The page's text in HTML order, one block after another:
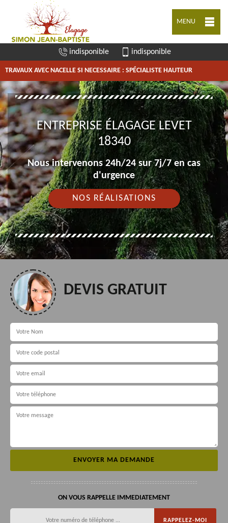
MENU
indisponible indisponible
TRAVAUX AVEC NACELLE SI NECESSAIRE : SPÉCIALISTE HAUTEUR
ENTREPRISE ÉLAGAGE LEVET
18340
Nous intervenons 24h/24 sur 7j/7 en cas
d'urgence
NOS RÉALISATIONS
DEVIS GRATUIT
ON VOUS RAPPELLE IMMEDIATEMENT